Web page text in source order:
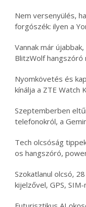
Nem versenyülés,
forgószék: ilyen a
Vannak már
BlitzWolf hangszóró
Nyomkövetés és
kínálja a ZTE Watch
Szeptemberben
telefonokról, a
Tech olcsóság
os hangszóró,
Szokatlanul olcsó,
kijelzővel, GPS, SIM-